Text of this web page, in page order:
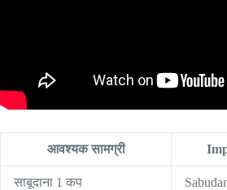
आवश्यक सामग्री
साबूदाना 1 कप